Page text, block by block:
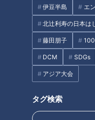
伊豆半島 エ
北辻利寿の日本は
藤田朋子
DCM SDGs
アジア大会
タグ検索
魅力のある売り場を実
仕入れ状況により異なり
ボリューム満点の